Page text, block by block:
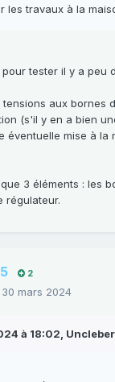
les travaux à la
tester il y a peu
aux bornes
(s'il y en a bien
éventuelle mise à la
3 éléments : les
régulateur.
2
30 mars 2024
à 18:02, Uncleber